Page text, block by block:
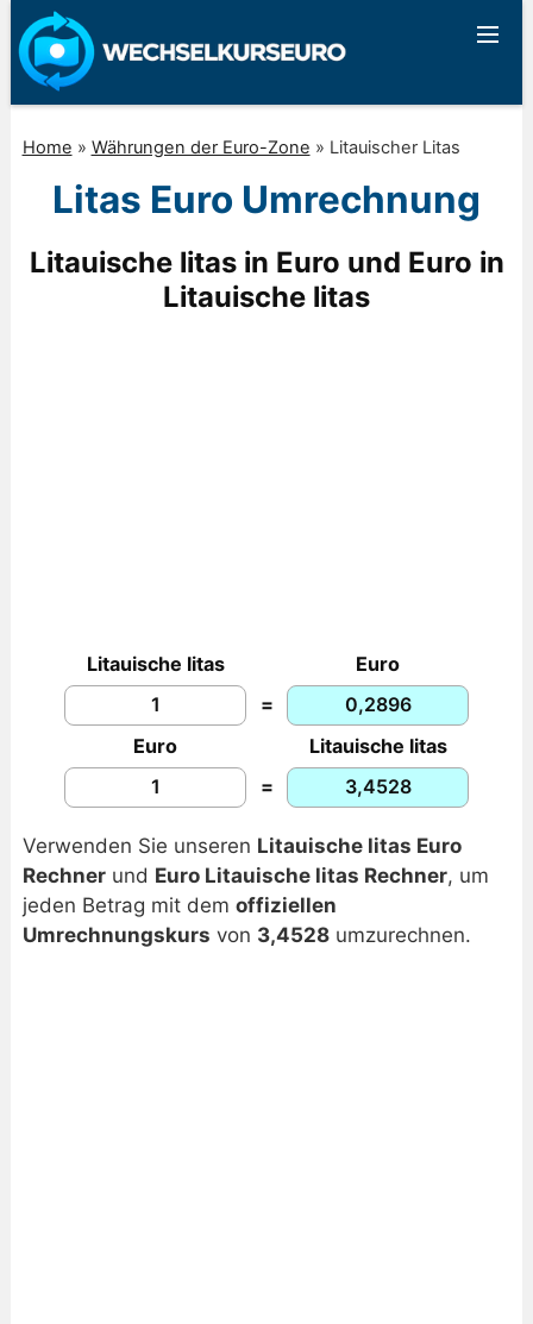
Home » Währungen der Euro-Zone » Litauischer Litas
Litas Euro Umrechnung
Litauische litas in Euro und Euro in
Litauische litas
Litauische litas
Euro
=
Euro
Litauische litas
=
Verwenden Sie unseren Litauische litas Euro
Rechnerund Euro Litauische litas Rechner, um
jeden Betrag mit dem offiziellen
Umrechnungskurs von 3,4528umzurechnen.